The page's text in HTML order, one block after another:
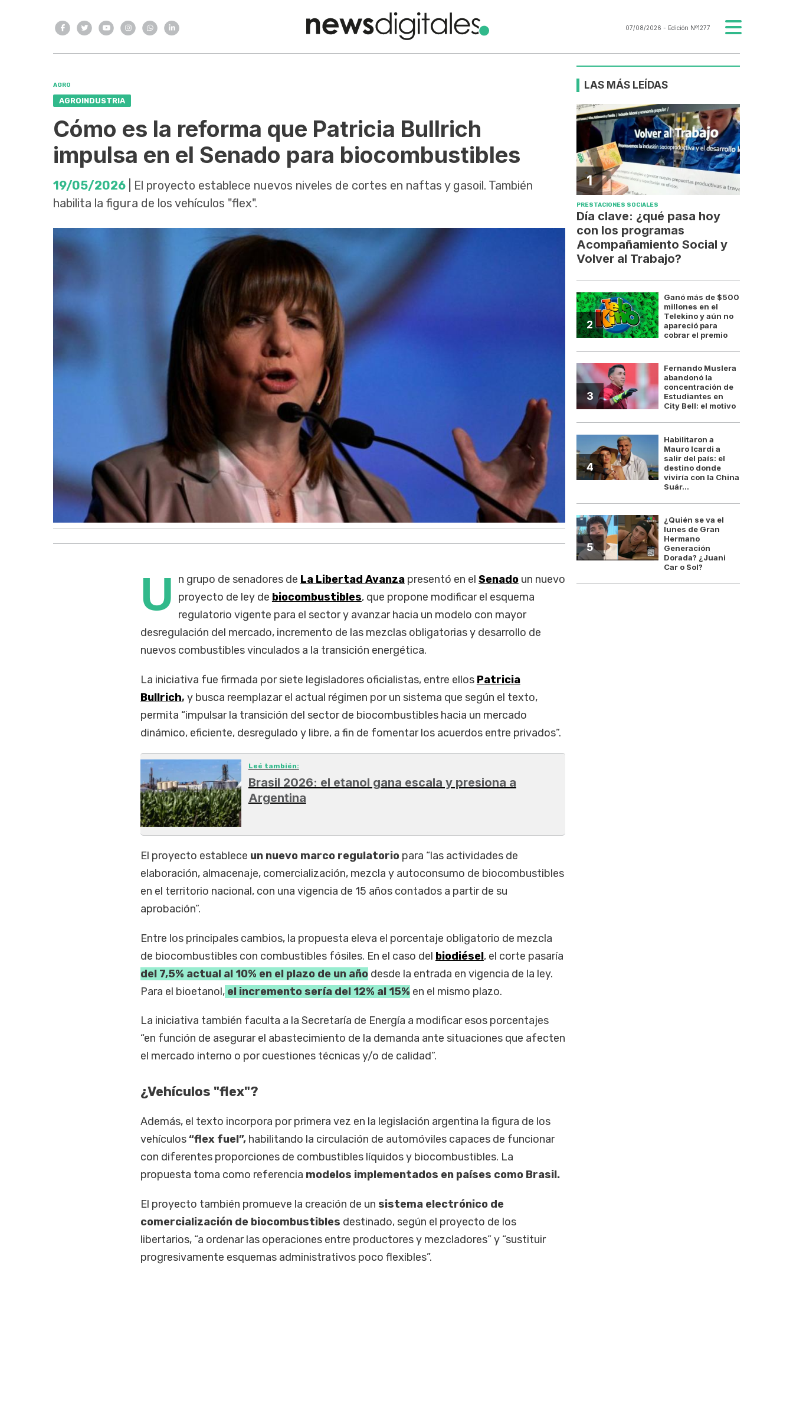
07/08/2026 - Edición Nº1277
AGRO
AGROINDUSTRIA
Cómo es la reforma que Patricia Bullrich
impulsa en el Senado para biocombustibles
19/05/2026 | El proyecto establece nuevos niveles de cortes en naftas y gasoil. También
habilita la figura de los vehículos "flex".
U n grupo de senadores de La Libertad Avanzapresentó en el Senadoun nuevo
proyecto de ley de biocombustibles, que propone modificar el esquema
regulatorio vigente para el sector y avanzar hacia un modelo con mayor
desregulación del mercado, incremento de las mezclas obligatorias y desarrollo de
nuevos combustibles vinculados a la transición energética.
La iniciativa fue firmada por siete legisladores oficialistas, entre ellos Patricia
Bullrich,y busca reemplazar el actual régimen por un sistema que según el texto,
permita “impulsar la transición del sector de biocombustibles hacia un mercado
dinámico, eficiente, desregulado y libre, a fin de fomentar los acuerdos entre privados”.
Leé también:
Brasil 2026: el etanol gana escala y presiona a
Argentina
El proyecto establece un nuevo marco regulatoriopara “las actividades de
elaboración, almacenaje, comercialización, mezcla y autoconsumo de biocombustibles
en el territorio nacional, con una vigencia de 15 años contados a partir de su
aprobación”.
Entre los principales cambios, la propuesta eleva el porcentaje obligatorio de mezcla
de biocombustibles con combustibles fósiles. En el caso del biodiésel, el corte pasaría
del 7,5% actual al 10% en el plazo de un añodesde la entrada en vigencia de la ley.
Para el bioetanol,el incremento sería del 12% al 15% en el mismo plazo.
La iniciativa también faculta a la Secretaría de Energía a modificar esos porcentajes
“en función de asegurar el abastecimiento de la demanda ante situaciones que afecten
el mercado interno o por cuestiones técnicas y/o de calidad”.
¿Vehículos "flex"?
Además, el texto incorpora por primera vez en la legislación argentina la figura de los
vehículos“flex fuel”,habilitando la circulación de automóviles capaces de funcionar
con diferentes proporciones de combustibles líquidos y biocombustibles. La
propuesta toma como referencia modelos implementados en países como Brasil.
El proyecto también promueve la creación de un sistema electrónico de
comercialización de biocombustibles destinado, según el proyecto de los
libertarios, “a ordenar las operaciones entre productores y mezcladores” y “sustituir
progresivamente esquemas administrativos poco flexibles”.
LAS MÁS LEÍDAS
1
PRESTACIONES SOCIALES
Día clave: ¿qué pasa hoy
con los programas
Acompañamiento Social y
Volver al Trabajo?
2
Ganó más de $500
millones en el
Telekino y aún no
apareció para
cobrar el premio
3
Fernando Muslera
abandonó la
concentración de
Estudiantes en
City Bell: el motivo
4
Habilitaron a
Mauro Icardi a
salir del país: el
destino donde
viviría con la China
Suár...
5
¿Quién se va el
lunes de Gran
Hermano
Generación
Dorada? ¿Juani
Car o Sol?